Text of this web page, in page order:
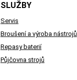
SLUŽBY
Servis
Broušení a výroba nástrojů
Repasy baterií
Půjčovna strojů